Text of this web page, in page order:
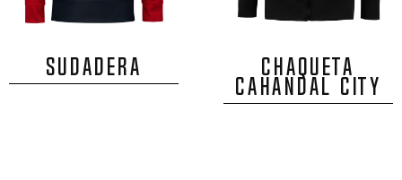
SUDADERA CHAQUETA
CAHANDAL CITY